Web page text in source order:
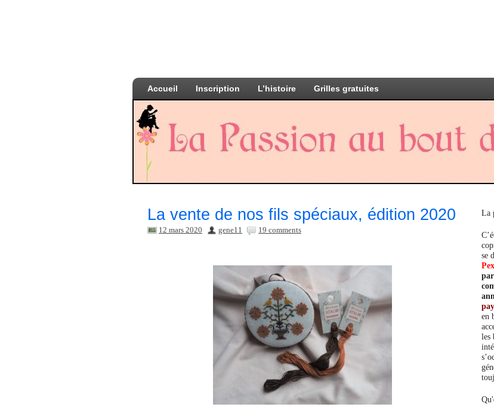
Accueil Inscription L’histoire Grilles gratuites
La vente de nos fils spéciaux, édition 2020
12 mars 2020 gene11 19 comments
La
se
en
les